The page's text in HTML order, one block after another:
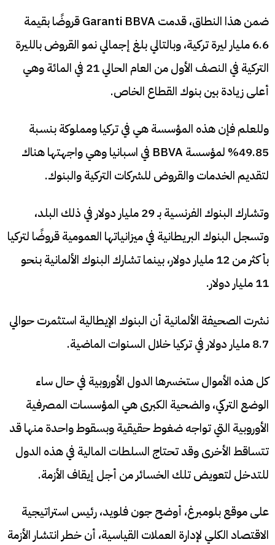
ضمن هذا النطاق، قدمت Garanti BBVA قروضًا بقيمة
6.6 مليار ليرة تركية، وبالتالي بلغ إجمالي نمو القروض بالليرة
التركية في النصف الأول من العام الحالي 21 في المائة وهي
أعلى زيادة بين بنوك القطاع الخاص.
وللعلم فإن هذه المؤسسة هي في تركيا ومملوكة بنسبة
49.85% لمؤسسة BBVA في اسبانيا وهي واجهتها هناك
لتقديم الخدمات والقروض للشركات التركية والبنوك.
وتشارك البنوك الفرنسية بـ 29 مليار دولار في ذلك البلد،
وتسجل البنوك البريطانية في ميزانياتها العمومية قروضًا لتركيا
بأكثر من 12 مليار دولار، بينما تشارك البنوك الألمانية بنحو
11 مليار دولار.
نشرت الصحيفة الألمانية أن البنوك الإيطالية استثمرت حوالي
8.7 مليار دولار في تركيا خلال السنوات الماضية.
كل هذه الأموال ستخسرها الدول الأوروبية في حال ساء
الوضع التركي، والضحية الكبرى هي المؤسسات المصرفية
الأوروبية التي تواجه ضغوط حقيقية وبسقوط واحدة منها قد
تتساقط الأخرى وقد تحتاج السلطات المالية في هذه الدول
للتدخل لتعويض تلك الخسائر من أجل إيقاف الأزمة.
على موقع بلومبرغ، أوضح جون فلويد، رئيس استراتيجية
الاقتصاد الكلي لإدارة العملات القياسية، أن خطر انتشار الأزمة